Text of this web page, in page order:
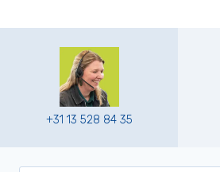
+31 13 528 84 35